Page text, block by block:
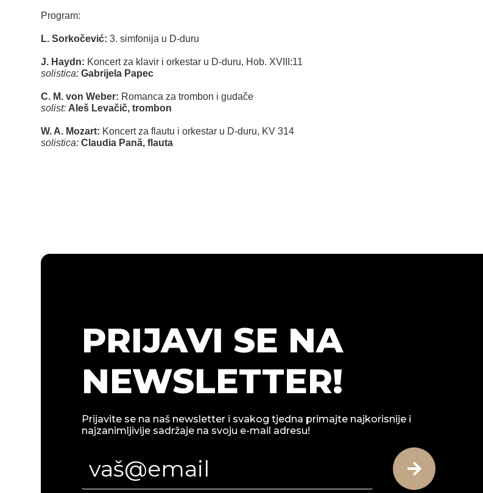
Program:
L. Sorkočević: 3. simfonija u D-duru
J. Haydn: Koncert za klavir i orkestar u D-duru, Hob. XVIII:11
solistica: Gabrijela Papec
C. M. von Weber: Romanca za trombon i gudače
solist: Aleš Levačič, trombon
W. A. Mozart: Koncert za flautu i orkestar u D-duru, KV 314
solistica: Claudia Pană, flauta
PRIJAVI SE NA
NEWSLETTER!
Prijavite se na naš newsletter i svakog tjedna primajte najkorisnije i
najzanimljivije sadržaje na svoju e-mail adresu!